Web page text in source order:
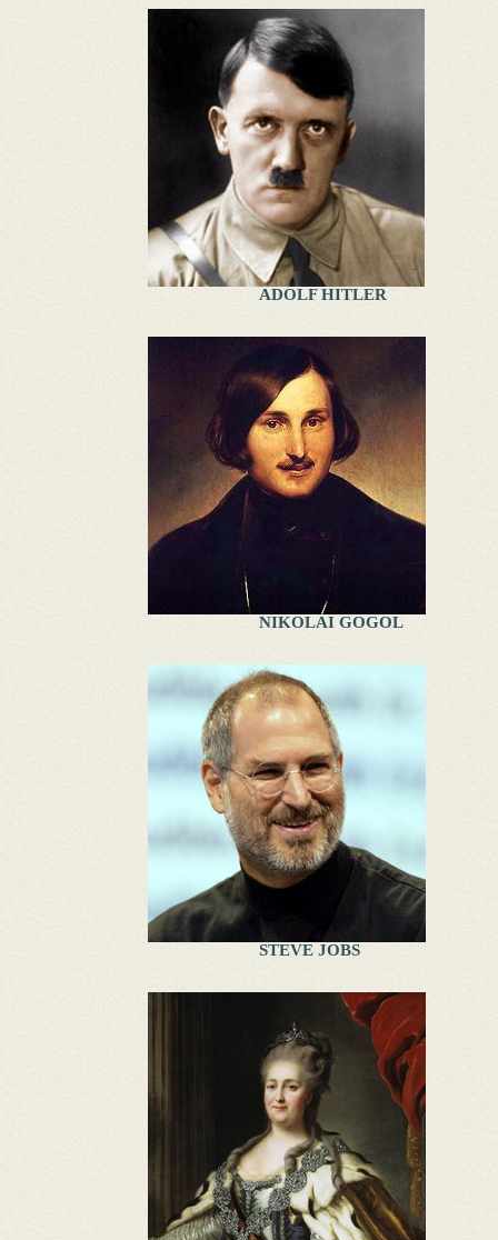
ADOLF HITLER
NIKOLAI GOGOL
STEVE JOBS